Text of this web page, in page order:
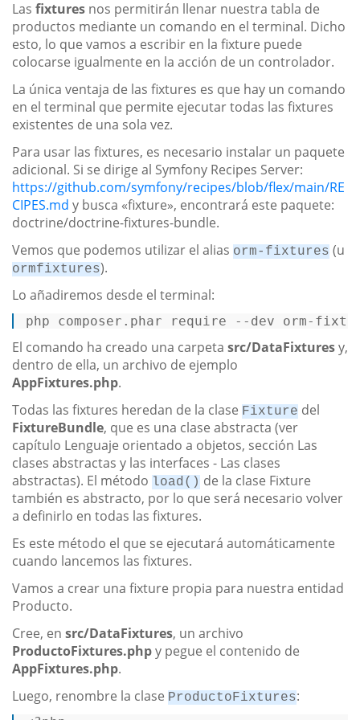
Las fixtures nos permitirán llenar nuestra tabla de
productos mediante un comando en el terminal. Dicho
esto, lo que vamos a escribir en la fixture puede
colocarse igualmente en la acción de un controlador.
La única ventaja de las fixtures es que hay un comando
en el terminal que permite ejecutar todas las fixtures
existentes de una sola vez.
Para usar las fixtures, es necesario instalar un paquete
adicional. Si se dirige al Symfony Recipes Server:
https://github.com/symfony/recipes/blob/flex/main/RE
CIPES.md y busca «fixture», encontrará este paquete:
doctrine/doctrine-fixtures-bundle.
Vemos que podemos utilizar el alias orm-fixtures (u
ormfixtures).
Lo añadiremos desde el terminal:
php composer.phar require --dev orm-
El comando ha creado una carpeta src/DataFixturesy,
dentro de ella, un archivo de ejemplo
AppFixtures.php.
Todas las fixtures heredan de la clase Fixture del
FixtureBundle, que es una clase abstracta (ver
capítulo Lenguaje orientado a objetos, sección Las
clases abstractas y las interfaces - Las clases
abstractas). El método load() de la clase Fixture
también es abstracto, por lo que será necesario volver
a definirlo en todas las fixtures.
Es este método el que se ejecutará automáticamente
cuando lancemos las fixtures.
Vamos a crear una fixture propia para nuestra entidad
Producto.
Cree, en src/DataFixtures, un archivo
ProductoFixtures.phpy pegue el contenido de
AppFixtures.php.
Luego, renombre la clase ProductoFixtures: